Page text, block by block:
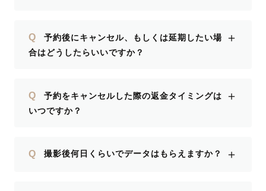
Q
予約後にキャンセル、もしくは延期したい場
合はどうしたらいいですか？
＋
Q
予約をキャンセルした際の返金タイミングは
いつですか？
＋
Q 撮影後何日くらいでデータはもらえますか？ ＋